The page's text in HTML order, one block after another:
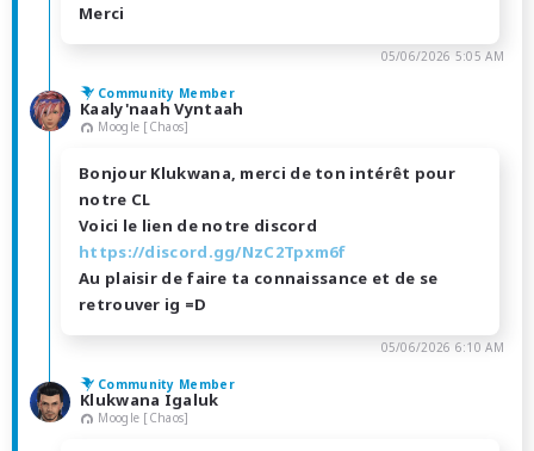
Merci
05/06/2026 5:05 AM
Community Member
Kaaly'naah Vyntaah
Moogle [Chaos]
Bonjour Klukwana, merci de ton intérêt pour
notre CL
Voici le lien de notre discord
https://discord.gg/NzC2Tpxm6f
Au plaisir de faire ta connaissance et de se
retrouver ig =D
05/06/2026 6:10 AM
Community Member
Klukwana Igaluk
Moogle [Chaos]